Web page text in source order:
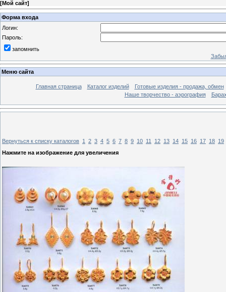
[Мой сайт]
Форма входа
Логин:
Пароль:
запомнить
Меню сайта
Главная страница Каталог изделий
Готовые изделия - продажа, обмен
Наше творчество - аэрография
Вернуться к списку каталогов 1 2 3 4 5 6 7 8 9 10 11 12 13 14 15 16 17 18 19
Нажмите на изображение для увеличения